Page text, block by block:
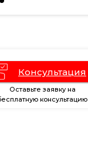
Консультация
Оставьте заявку на
консультацию